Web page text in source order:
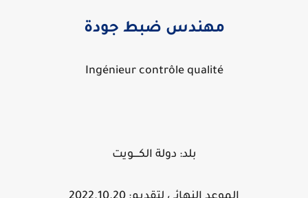
مهندس ضبط جودة
Ingénieur contrôle qualité
بلد: دولة الكــــويت